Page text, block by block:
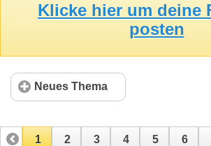
Klicke hier um deine
posten
Neues Thema
1 2 3 4 5 6